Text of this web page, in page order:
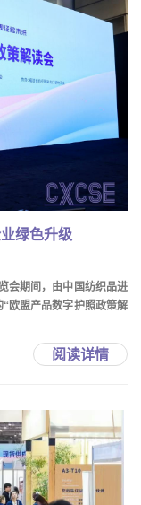
绿色升级
会期间，由中国纺织品进
欧盟产品数字护照政策解
阅读详情